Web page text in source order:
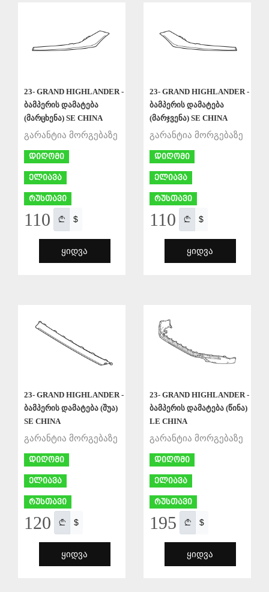
23- GRAND HIGHLANDER -
ბამპერის დამატება
(მარცხენა) SE CHINA
გარანტია მორგებაზე
დიღომი
ელიავა
რუსთავი
110 $
ᲧᲘᲓᲕᲐ
23- GRAND HIGHLANDER -
ბამპერის დამატება
(მარჯვენა) SE CHINA
გარანტია მორგებაზე
დიღომი
ელიავა
რუსთავი
110 $
ᲧᲘᲓᲕᲐ
23- GRAND HIGHLANDER -
ბამპერის დამატება (შუა)
SE CHINA
გარანტია მორგებაზე
დიღომი
ელიავა
რუსთავი
120 $
ᲧᲘᲓᲕᲐ
23- GRAND HIGHLANDER -
ბამპერის დამატება (წინა)
LE CHINA
გარანტია მორგებაზე
დიღომი
ელიავა
რუსთავი
195 $
ᲧᲘᲓᲕᲐ